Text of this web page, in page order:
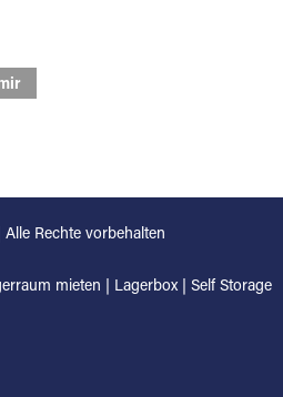
Rechte vorbehalten
mieten Lagerbox Self Storage